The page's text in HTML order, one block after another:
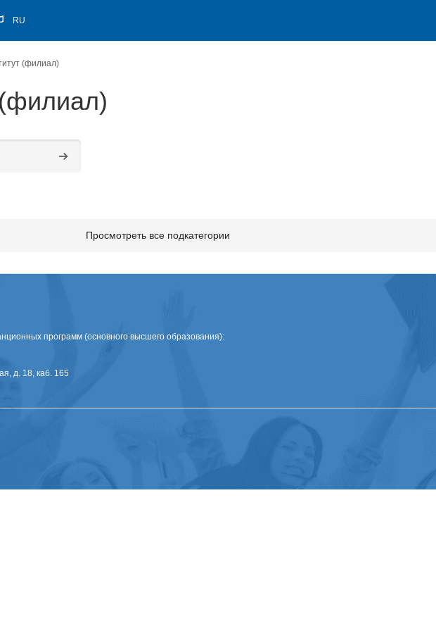
RU
(филиал)
Поиск курса
Просмотреть все подкатегории
программ (основного высшего образования):
д. 18, каб. 165